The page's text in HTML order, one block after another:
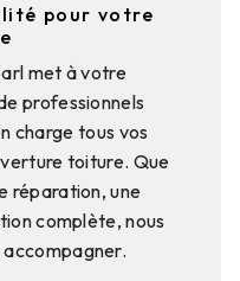
pour votre
met à votre
professionnels
charge tous vos
toiture. Que
réparation, une
complète, nous
accompagner.